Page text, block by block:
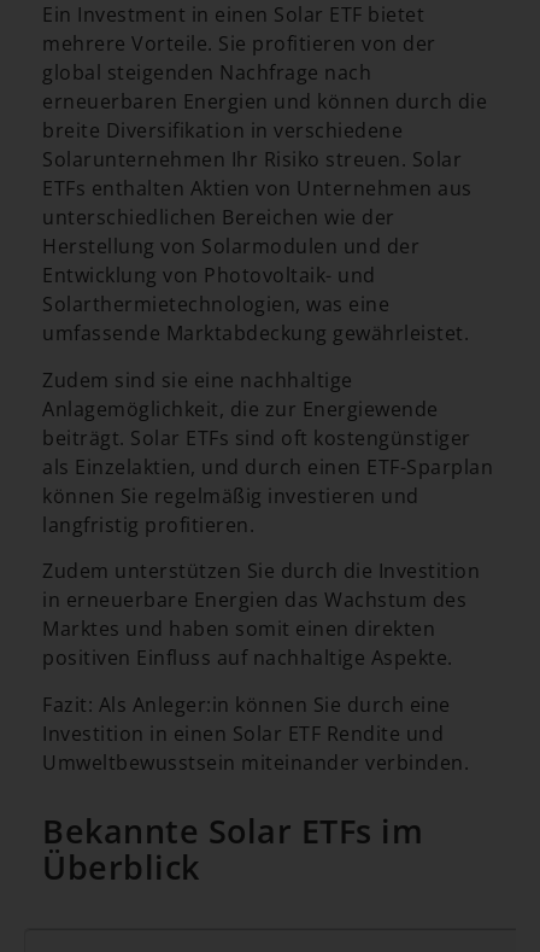
Ein Investment in einen Solar ETF bietet
mehrere Vorteile. Sie profitieren von der
global steigenden Nachfrage nach
erneuerbaren Energien und können durch die
breite Diversifikation in verschiedene
Solarunternehmen Ihr Risiko streuen. Solar
ETFs enthalten Aktien von Unternehmen aus
unterschiedlichen Bereichen wie der
Herstellung von Solarmodulen und der
Entwicklung von Photovoltaik- und
Solarthermietechnologien, was eine
umfassende Marktabdeckung gewährleistet.
Zudem sind sie eine nachhaltige
Anlagemöglichkeit, die zur Energiewende
beiträgt. Solar ETFs sind oft kostengünstiger
als Einzelaktien, und durch einen ETF-Sparplan
können Sie regelmäßig investieren und
langfristig profitieren.
Zudem unterstützen Sie durch die Investition
in erneuerbare Energien das Wachstum des
Marktes und haben somit einen direkten
positiven Einfluss auf nachhaltige Aspekte.
Fazit: Als Anleger:in können Sie durch eine
Investition in einen Solar ETF Rendite und
Umweltbewusstsein miteinander verbinden.
Bekannte Solar ETFs im
Überblick